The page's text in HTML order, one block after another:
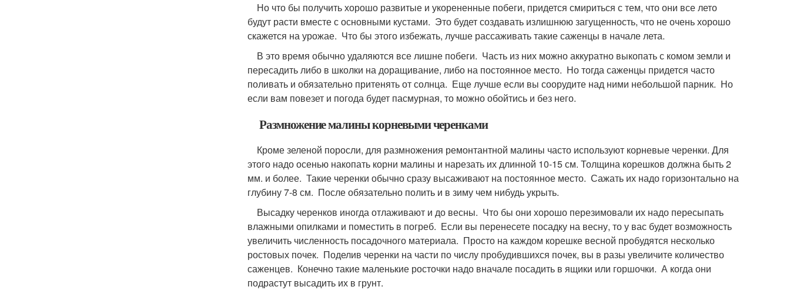
Но что бы получить хорошо развитые и укорененные побеги, придется смириться с тем, что они все лето
будут расти вместе с основными кустами. Это будет создавать излишнюю загущенность, что не очень хорошо
скажется на урожае. Что бы этого избежать, лучше рассаживать такие саженцы в начале лета.
В это время обычно удаляются все лишне побеги. Часть из них можно аккуратно выкопать с комом земли и
пересадить либо в школки на доращивание, либо на постоянное место. Но тогда саженцы придется часто
поливать и обязательно притенять от солнца. Еще лучше если вы соорудите над ними небольшой парник. Но
если вам повезет и погода будет пасмурная, то можно обойтись и без него.
Размножение малины корневыми черенками
Кроме зеленой поросли, для размножения ремонтантной малины часто используют корневые черенки. Для
этого надо осенью накопать корни малины и нарезать их длинной 10-15 см. Толщина корешков должна быть 2
мм. и более. Такие черенки обычно сразу высаживают на постоянное место. Сажать их надо горизонтально на
глубину 7-8 см. После обязательно полить и в зиму чем нибудь укрыть.
Высадку черенков иногда отлаживают и до весны. Что бы они хорошо перезимовали их надо пересыпать
влажными опилками и поместить в погреб. Если вы перенесете посадку на весну, то у вас будет возможность
увеличить численность посадочного материала. Просто на каждом корешке весной пробудятся несколько
ростовых почек. Поделив черенки на части по числу пробудившихся почек, вы в разы увеличите количество
саженцев. Конечно такие маленькие росточки надо вначале посадить в ящики или горшочки. А когда они
подрастут высадить их в грунт.